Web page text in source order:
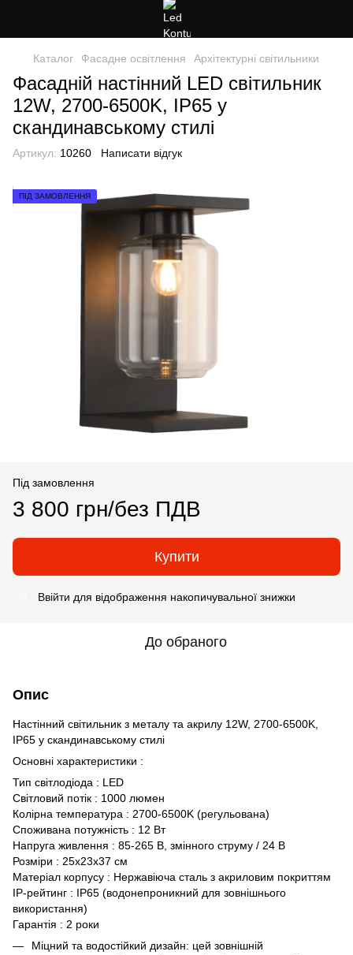
Каталог Фасадне освітлення Архітектурні світильники
Фасадній настінний LED світильник
12W, 2700-6500K, IP65 у
скандинавському стилі
Артикул: 10260 Написати відгук
ПІД ЗАМОВЛЕННЯ
Під замовлення
3 800 грн/без ПДВ
Купити
Ввійти для відображення накопичувальної знижки
До обраного
Опис
Настінний світильник з металу та акрилу 12W, 2700-6500K,
IP65 у скандинавському стилі
Основні характеристики :
Тип світлодіода : LED
Світловий потік : 1000 люмен
Колірна температура : 2700-6500K (регульована)
Споживана потужність : 12 Вт
Напруга живлення : 85-265 В, змінного струму / 24 В
Розміри : 25x23x37 см
Матеріал корпусу : Нержавіюча сталь з акриловим покриттям
IP-рейтинг : IP65 (водонепроникний для зовнішнього
використання)
Гарантія : 2 роки
Міцний та водостійкий дизайн: цей зовнішній